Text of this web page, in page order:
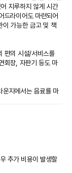
지루하지 않게 시간
드라이어도 마련되어
이 가능한 금고 및 책
편의 시설/서비스를
회장, 자판기 등도 마
운지에서는 음료를 마
시설 내에서 제한 주
추가 비용이 발생할